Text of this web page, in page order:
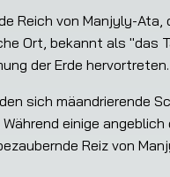
Reich von Manjyly-
Ort, bekannt als "das
der Erde hervortreten.
sich mäandrierende
einige
Reiz von